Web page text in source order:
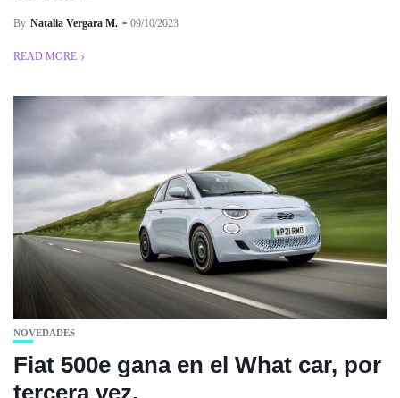
By Natalia Vergara M. 09/10/2023
READ MORE
NOVEDADES
Fiat 500e gana en el What car, por
tercera vez.